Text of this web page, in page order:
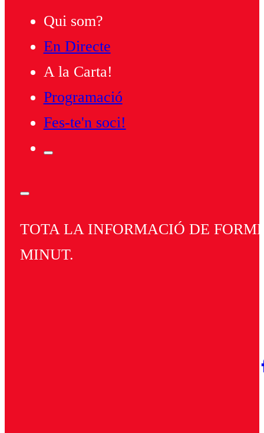
Qui som?
En Directe
A la Carta!
Programació
Fes-te'n soci!
TOTA LA INFORMACIÓ DE
MINUT.